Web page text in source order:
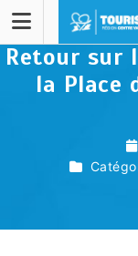
Retour sur
la Place